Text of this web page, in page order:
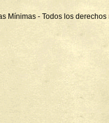
Mínimas - Todos los